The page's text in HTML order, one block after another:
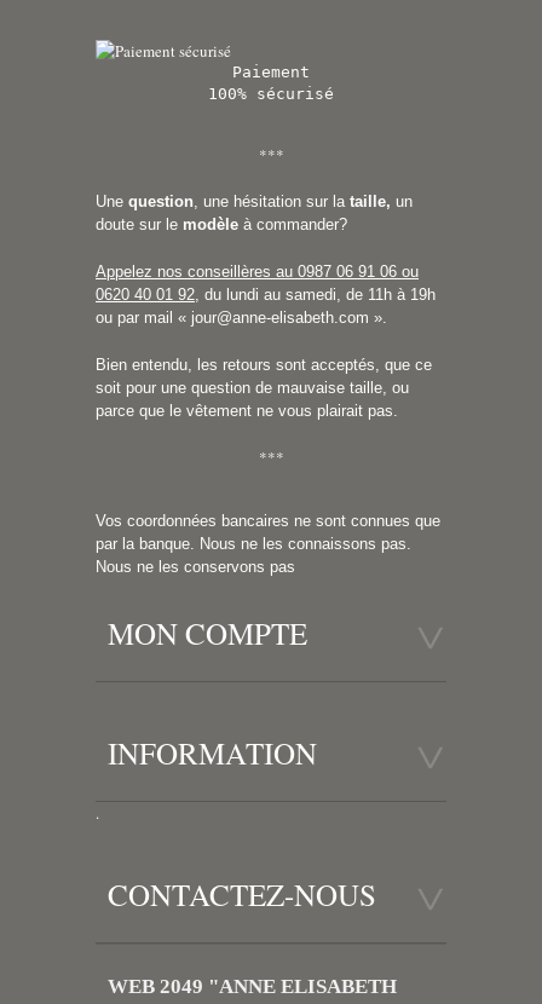
Paiement
100% sécurisé
***
Une question , une hésitation sur la taille, un
doute sur le modèle à commander?
Appelez nos conseillères au 0987 06 91 06 ou
0620 40 01 92 , du lundi au samedi, de 11h à 19h
ou par mail « jour@anne-elisabeth.com ».
Bien entendu, les retours sont acceptés, que ce
soit pour une question de mauvaise taille, ou
parce que le vêtement ne vous plairait pas.
***
Vos coordonnées bancaires ne sont connues que
par la banque. Nous ne les connaissons pas.
Nous ne les conservons pas
MON COMPTE
INFORMATION
.
CONTACTEZ-NOUS
WEB 2049 "ANNE ELISABETH